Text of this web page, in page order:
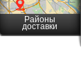
Районы
доставки